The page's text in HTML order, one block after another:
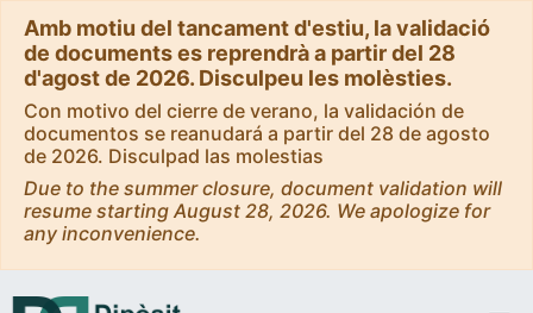
Amb motiu del tancament d'estiu, la validació
de documents es reprendrà a partir del 28
d'agost de 2026. Disculpeu les molèsties.
Con motivo del cierre de verano, la validación de
documentos se reanudará a partir del 28 de agosto
de 2026. Disculpad las molestias
Due to the summer closure, document validation will
resume starting August 28, 2026. We apologize for
any inconvenience.